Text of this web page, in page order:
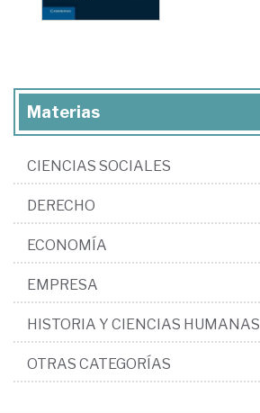
Materias
CIENCIAS SOCIALES
DERECHO
ECONOMÍA
EMPRESA
HISTORIA Y CIENCIAS HUMANAS
OTRAS CATEGORÍAS